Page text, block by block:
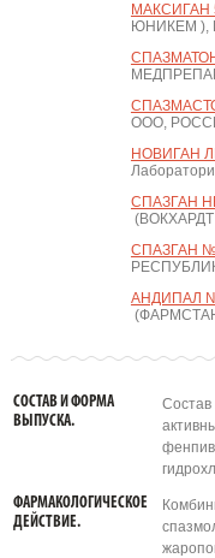
ЮНИКЕМ ),
ООО,
НОВИГАН
СПАЗГАН
СПАЗГАН
АНДИПАЛ
СОСТАВ И ФОРМА
ВЫПУСКА.
Состав
ФАРМАКОЛОГИЧЕСКОЕ
ДЕЙСТВИЕ.